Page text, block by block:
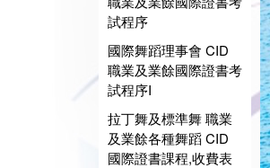
試程序
國際舞蹈理事會 CID
職業及業餘國際證書考
試程序I
拉丁舞及標準舞 職業
及業餘各種舞蹈 CID
國際證書課程,收費表